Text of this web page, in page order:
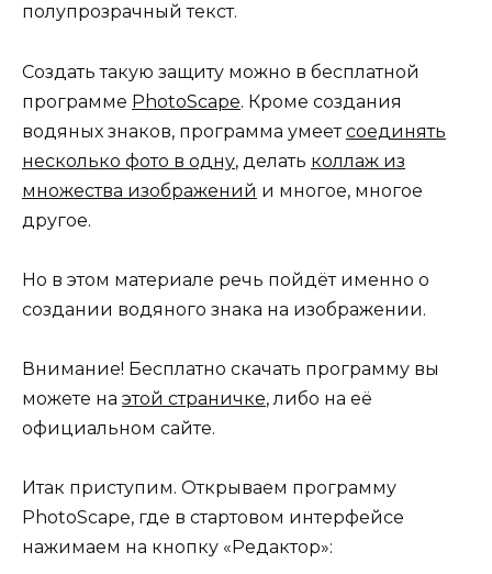
полупрозрачный текст.
Создать такую защиту можно в бесплатной
программе PhotoScape. Кроме создания
водяных знаков, программа умеетсоединять
несколько фото в одну, делать коллаж из
множества изображений и многое, многое
другое.
Но в этом материале речь пойдёт именно о
создании водяного знака на изображении.
Внимание! Бесплатно скачать программу вы
можете на этой страничке, либо на её
официальном сайте.
Итак приступим. Открываем программу
PhotoScape, где в стартовом интерфейсе
нажимаем на кнопку «Редактор»: